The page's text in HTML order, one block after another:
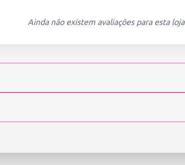
Ainda não existem avaliações para esta loja